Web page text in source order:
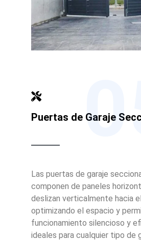
Puertas de Garaje
Las puertas de garaje
componen de paneles
deslizan verticalmente hacia
optimizando el espacio y
funcionamiento silencioso y
ideales para cualquier tipo de